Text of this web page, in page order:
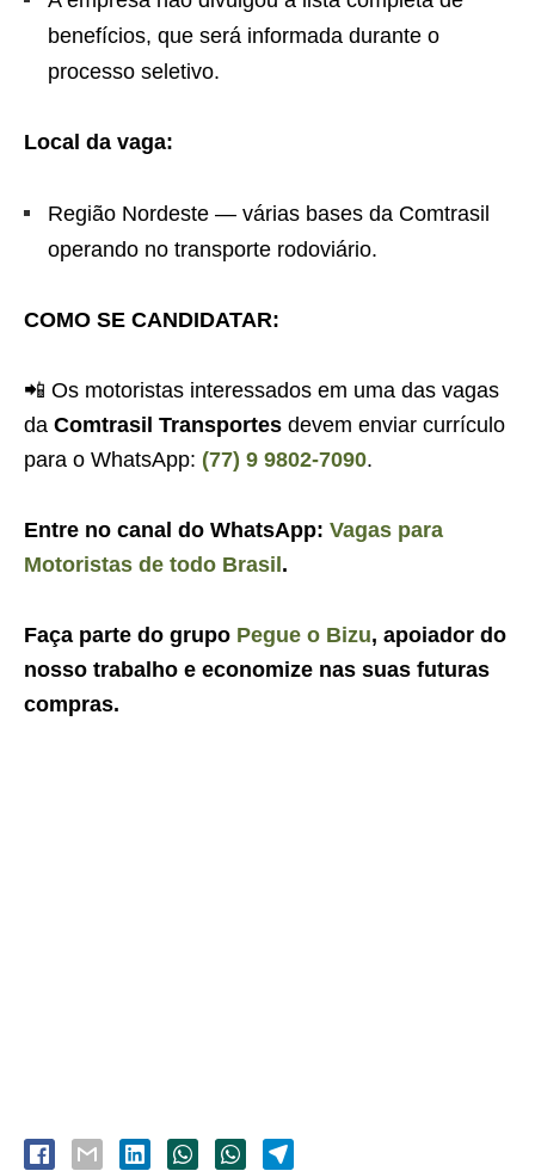
benefícios, que será informada durante o
processo seletivo.
Local da vaga:
Região Nordeste — várias bases da Comtrasil
operando no transporte rodoviário.
COMO SE CANDIDATAR:
📲 Os motoristas interessados em uma das vagas
da Comtrasil Transportes devem enviar currículo
para o WhatsApp: (77) 9 9802-7090.
Entre no canal do WhatsApp: Vagas para
Motoristas de todo Brasil .
Faça parte do grupo Pegue o Bizu, apoiador do
nosso trabalho e economize nas suas futuras
compras.